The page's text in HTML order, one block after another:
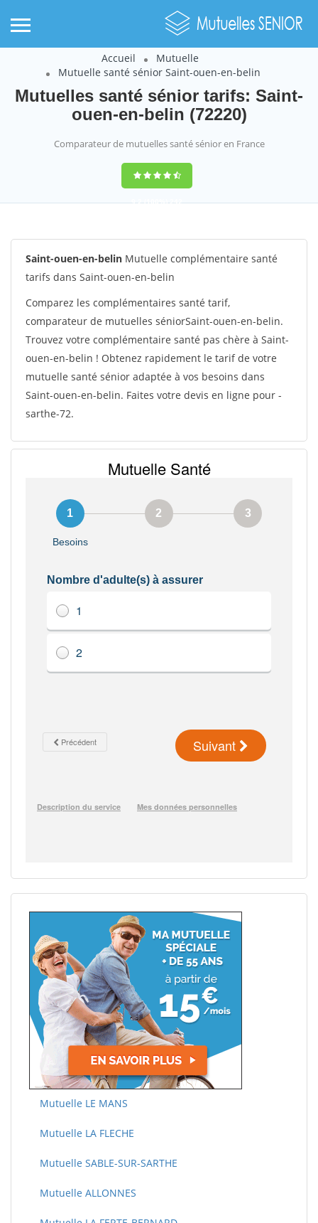
Accueil
Mutuelle
Mutuelle santé sénior Saint-ouen-en-belin
Mutuelles santé sénior tarifs: Saint-
ouen-en-belin (72220)
Comparateur de mutuelles santé sénior en France
9,2(100%)242
Saint-ouen-en-belin Mutuelle complémentaire santé
tarifs dans Saint-ouen-en-belin
Comparez les complémentaires santé tarif,
comparateur de mutuelles séniorSaint-ouen-en-belin.
Trouvez votre complémentaire santé pas chère à Saint-
ouen-en-belin ! Obtenez rapidement le tarif de votre
mutuelle santé sénior adaptée à vos besoins dans
Saint-ouen-en-belin. Faites votre devis en ligne pour -
sarthe-72.
Mutuelle LE MANS
Mutuelle LA FLECHE
Mutuelle SABLE-SUR-SARTHE
Mutuelle ALLONNES